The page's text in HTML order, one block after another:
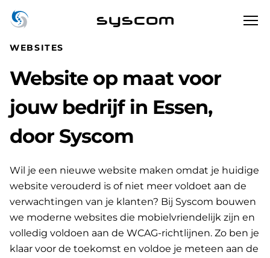
syscom
WEBSITES
Website op maat voor
jouw bedrijf in Essen,
door Syscom
Wil je een nieuwe website maken omdat je huidige
website verouderd is of niet meer voldoet aan de
verwachtingen van je klanten? Bij Syscom bouwen
we moderne websites die mobielvriendelijk zijn en
volledig voldoen aan de WCAG-richtlijnen. Zo ben je
klaar voor de toekomst en voldoe je meteen aan de